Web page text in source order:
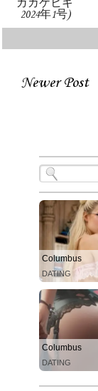
ガカケヒキ
2024年1号)
Newer Post
Columbus
DATING
Columbus
DATING